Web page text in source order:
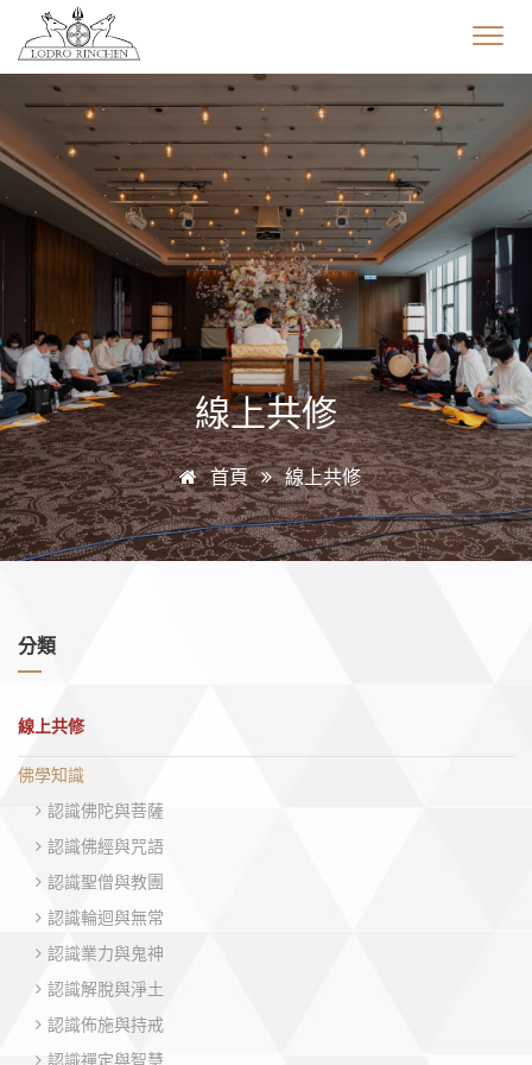
線上共修
首頁 線上共修
分類
線上共修
佛學知識
認識佛陀與菩薩
認識佛經與咒語
認識聖僧與教團
認識輪迴與無常
認識業力與鬼神
認識解脫與淨土
認識佈施與持戒
認識禪定與智慧